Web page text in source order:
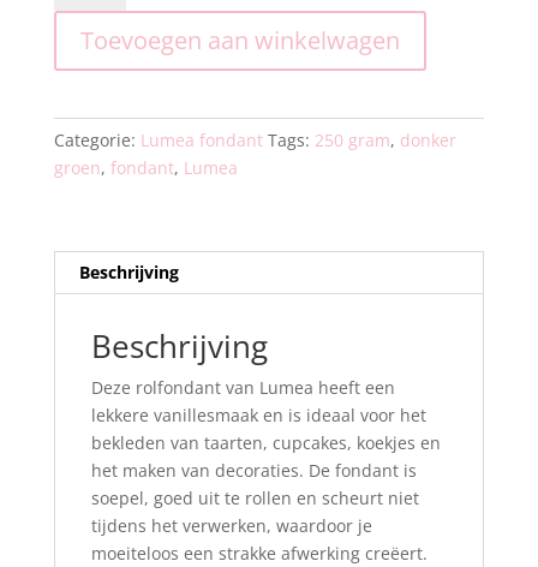
donker
groen
250
aantal
Toevoegen aan winkelwagen
Categorie: Lumea fondant Tags: 250 gram, donker
groen, fondant, Lumea
Beschrijving
Beschrijving
Deze rolfondant van Lumea heeft een
lekkere vanillesmaak en is ideaal voor het
bekleden van taarten, cupcakes, koekjes en
het maken van decoraties. De fondant is
soepel, goed uit te rollen en scheurt niet
tijdens het verwerken, waardoor je
moeiteloos een strakke afwerking creëert.